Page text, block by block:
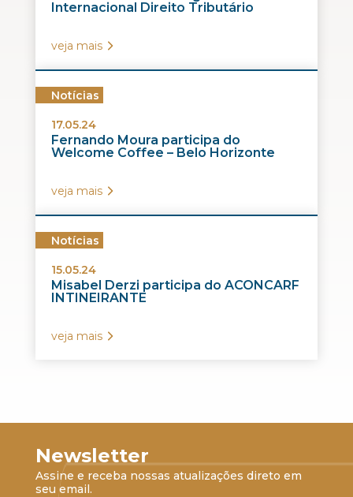
Internacional Direito Tributário
veja mais
Notícias
17.05.24
Fernando Moura participa do
Welcome Coffee – Belo Horizonte
veja mais
Notícias
15.05.24
Misabel Derzi participa do ACONCARF
INTINEIRANTE
veja mais
Newsletter
Assine e receba nossas atualizações direto em
seu email.